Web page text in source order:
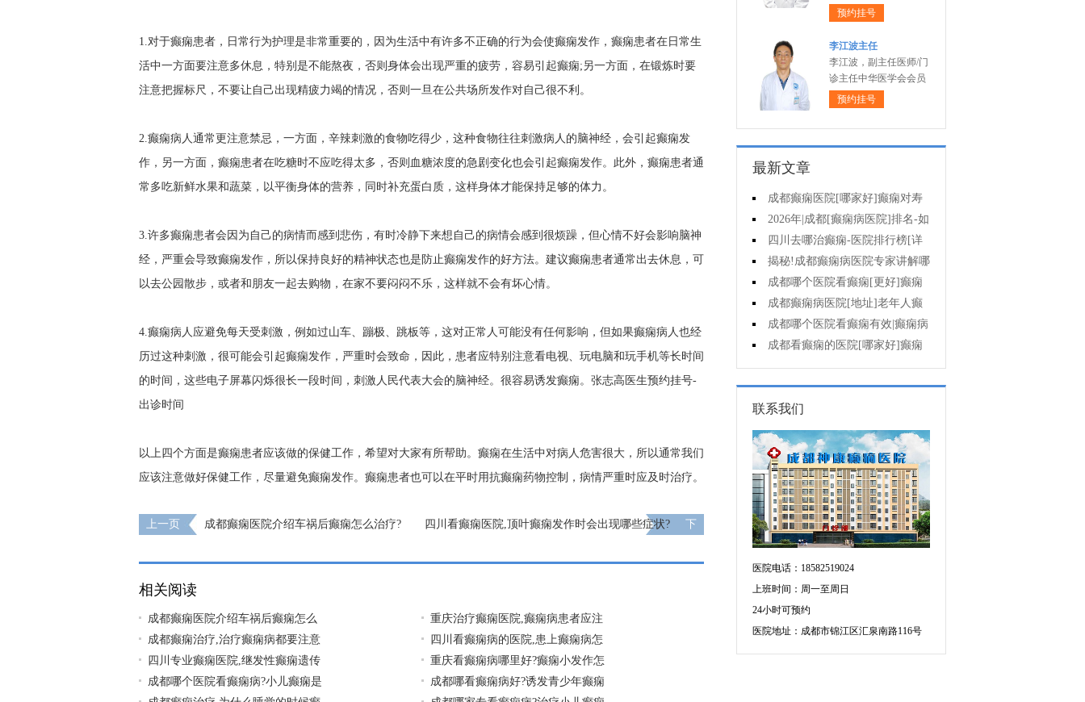
1.对于癫痫患者，日常行为护理是非常重要的，因为生活中有许多不正确的行为会使癫痫发作，癫痫患者在日常生
活中一方面要注意多休息，特别是不能熬夜，否则身体会出现严重的疲劳，容易引起癫痫;另一方面，在锻炼时要
注意把握标尺，不要让自己出现精疲力竭的情况，否则一旦在公共场所发作对自己很不利。
2.癫痫病人通常更注意禁忌，一方面，辛辣刺激的食物吃得少，这种食物往往刺激病人的脑神经，会引起癫痫发
作，另一方面，癫痫患者在吃糖时不应吃得太多，否则血糖浓度的急剧变化也会引起癫痫发作。此外，癫痫患者通
常多吃新鲜水果和蔬菜，以平衡身体的营养，同时补充蛋白质，这样身体才能保持足够的体力。
3.许多癫痫患者会因为自己的病情而感到悲伤，有时冷静下来想自己的病情会感到很烦躁，但心情不好会影响脑神
经，严重会导致癫痫发作，所以保持良好的精神状态也是防止癫痫发作的好方法。建议癫痫患者通常出去休息，可
以去公园散步，或者和朋友一起去购物，在家不要闷闷不乐，这样就不会有坏心情。
4.癫痫病人应避免每天受刺激，例如过山车、蹦极、跳板等，这对正常人可能没有任何影响，但如果癫痫病人也经
历过这种刺激，很可能会引起癫痫发作，严重时会致命，因此，患者应特别注意看电视、玩电脑和玩手机等长时间
的时间，这些电子屏幕闪烁很长一段时间，刺激人民代表大会的脑神经。很容易诱发癫痫。 张志高医生预约挂号-
出诊时间
以上四个方面是癫痫患者应该做的保健工作，希望对大家有所帮助。癫痫在生活中对病人危害很大，所以通常我们
应该注意做好保健工作，尽量避免癫痫发作。癫痫患者也可以在平时用抗癫痫药物控制，病情严重时应及时治疗。
上一页 成都癫痫医院介绍车祸后癫痫怎么治疗? 四川看癫痫医院,顶叶癫痫发作时会出现哪些症状?
下
相关阅读
成都癫痫医院介绍车祸后癫痫怎么
重庆治疗癫痫医院,癫痫病患者应注
成都癫痫治疗,治疗癫痫病都要注意
四川看癫痫病的医院,患上癫痫病怎
四川专业癫痫医院,继发性癫痫遗传
重庆看癫痫病哪里好?癫痫小发作怎
成都哪个医院看癫痫病?小儿癫痫是
成都哪看癫痫病好?诱发青少年癫痫
预约挂号
李江波主任
李江波，副主任医师/门
诊主任中华医学会会员
预约挂号
最新文章
成都癫痫医院[哪家好]癫痫对寿
命有影响吗?
2026年|成都[癫痫病医院]排名-如
何预防癫痫治疗走入误区?
四川去哪治癫痫-医院排行榜[详
细排名]小儿癫痫病要如何治疗?
揭秘!成都癫痫病医院专家讲解哪
些方法治疗癫痫好?
成都哪个医院看癫痫[更好]癫痫
为什么会诱发?
成都癫痫病医院[地址]老年人癫
痫平时要注意什么?
成都哪个医院看癫痫有效|癫痫病
人能熬夜吗?
成都看癫痫的医院[哪家好]癫痫
病人生活中如何护理?
联系我们
医院电话：18582519024
上班时间：周一至周日
24小时可预约
医院地址：成都市锦江区汇泉南路116号